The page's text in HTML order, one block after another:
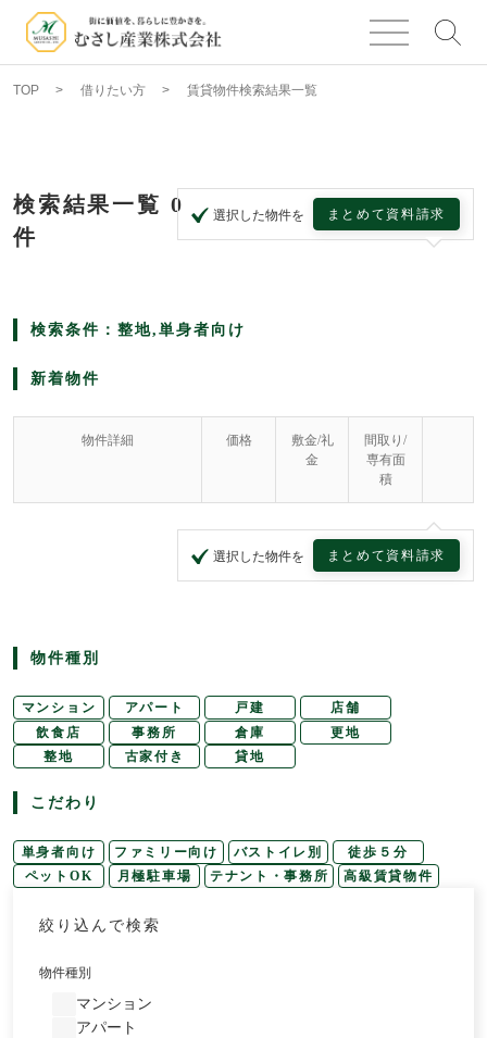
TOP 借りたい方 賃貸物件検索結果一覧
検索結果一覧 0
件
選択した物件を まとめて資料請求
検索条件：整地,単身者向け
新着物件
物件詳細 価格
敷金/礼
金
間取り/
専有面
積
選択した物件を まとめて資料請求
物件種別
マンション アパート 戸建
店舗
飲食店
事務所 倉庫
更地
整地
古家付き 貸地
こだわり
単身者向け ファミリー向け バストイレ別
徒歩５分
ペットOK
月極駐車場 テナント・事務所 高級賃貸物件
絞り込んで検索
物件種別
マンション
アパート